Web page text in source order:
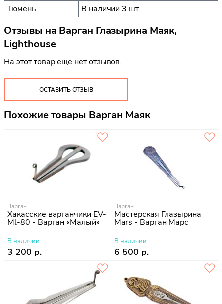
Тюмень
В наличии 3 шт.
Отзывы на Варган Глазырина Маяк,
Lighthouse
На этот товар еще нет отзывов.
ОСТАВИТЬ ОТЗЫВ
Похожие товары Варган Маяк
Варган
Хакасские варганчики EV-
Ml-80 - Варган «Малый»
В наличии
3 200 р.
Варган
Мастерская Глазырина
Mars - Варган Марс
В наличии
6 500 р.